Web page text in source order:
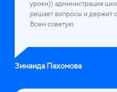
уроки)) администрация
решает вопросы и держит
Всем советую
Зинаида Пахомова